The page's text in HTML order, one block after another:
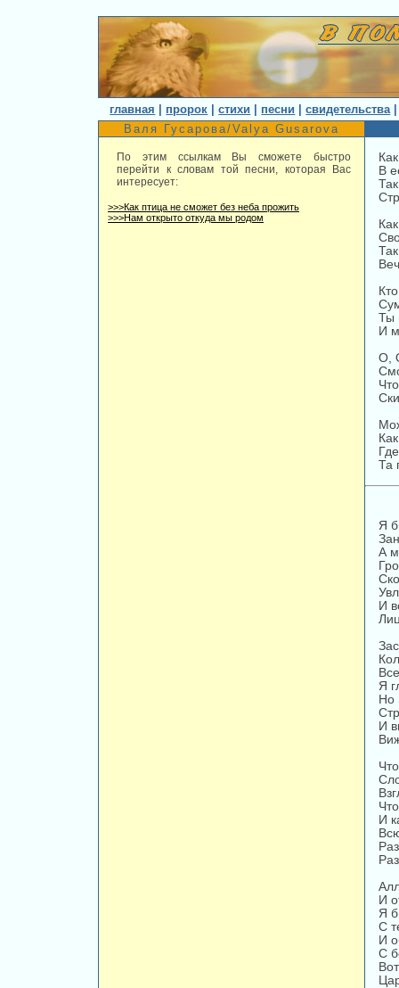
главная пророк |стихи песни |свидетельства
Валя Гусарова/Valya Gusarova
По этим ссылкам Вы сможете быстро
перейти к словам той песни, которая Вас
интересует:
>>>Как птица не сможет без неба прожить
>>>Нам открыто откуда мы родом
В
Ты
И
О,
Та
Я
А
И
Я
Но
И
И
И
Я
С
И
С